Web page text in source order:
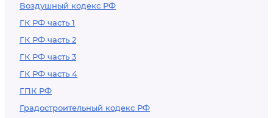
Воздушный кодекс РФ
ГК РФ часть 1
ГК РФ часть 2
ГК РФ часть 3
ГК РФ часть 4
ГПК РФ
Градостроительный кодекс РФ